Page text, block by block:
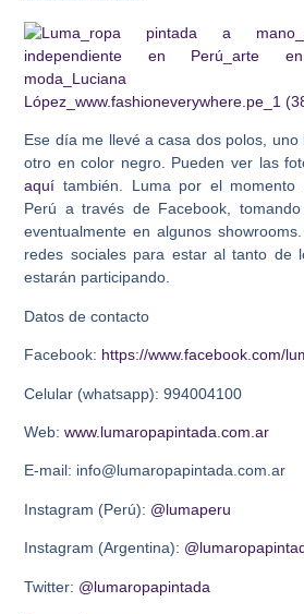
Ese día me llevé a casa dos polos,
otro en color negro. Pueden ver las
aquí también. Luma por el momento
Perú a través de Facebook,
eventualmente en algunos
redes sociales para estar al tanto de
estarán participando.
Datos de contacto
Facebook: https://www.facebook.com/
Celular (whatsapp): 994004100
Web:www.lumaropapintada.com.ar
E-mail: info@lumaropapintada.com.ar
Instagram (Perú): @lumaperu
Instagram (Argentina):
Twitter: @lumaropapintada